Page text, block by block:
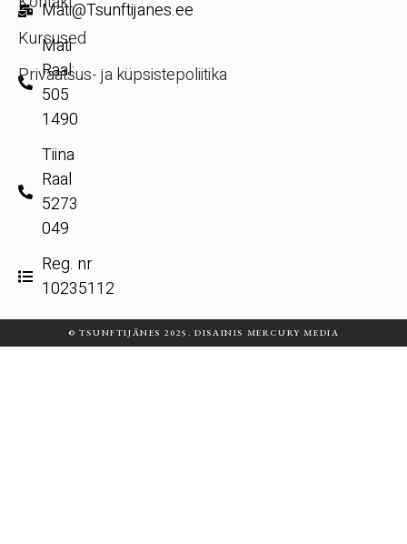
Mati@Tsunftijanes.ee
Mati
Raal:
505
1490
Tiina
Raal
5273
049
Reg. nr
10235112
Kursused
Privaatsus- ja küpsistepoliitika
© TSUNFTIJÄNES 2025. DISAINIS MERCURY MEDIA